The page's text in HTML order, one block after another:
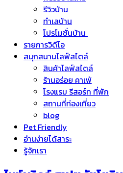
รีวิวบ้าน
ทำเลบ้าน
โปรโมชั่นบ้าน
รายการวิดีโอ
สนุกสนานไลฟ์สไตล์
สินค้าไลฟ์สไตล์
ร้านอร่อย คาเฟ่
โรงแรม รีสอร์ท ที่พัก
สถานที่ท่องเที่ยว
blog
Pet Friendly
อ่านง่ายได้สาระ
รู้จักเรา